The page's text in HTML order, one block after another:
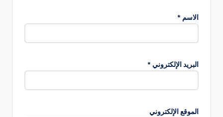
الاسم *
البريد الإلكتروني *
الموقع الإلكتروني